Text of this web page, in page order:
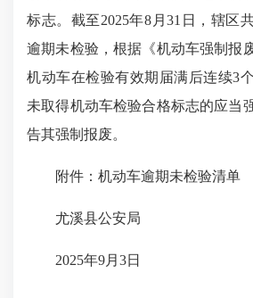
标志。截至2025年8月31日，辖区
逾期未检验，根据《机动车强制报
机动车在检验有效期届满后连续3
未取得机动车检验合格标志的应当
告其强制报废。
附件：机动车逾期未检验清单
尤溪县公安局
2025年9月3日